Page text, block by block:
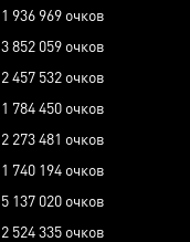
1 936 969 очков
3 852 059 очков
2 457 532 очков
1 784 450 очков
2 273 481 очков
1 740 194 очков
5 137 020 очков
2 524 335 очков